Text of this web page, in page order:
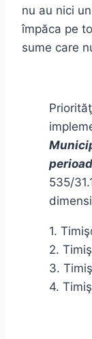
nu au nici
împăca pe
sume care
535/
1.
2.
3.
4.